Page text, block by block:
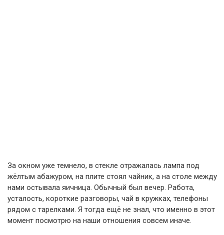
За окном уже темнело, в стекле отражалась лампа под
жёлтым абажуром, на плите стоял чайник, а на столе между
нами остывала яичница. Обычный был вечер. Работа,
усталость, короткие разговоры, чай в кружках, телефоны
рядом с тарелками. Я тогда ещё не знал, что именно в этот
момент посмотрю на наши отношения совсем иначе.